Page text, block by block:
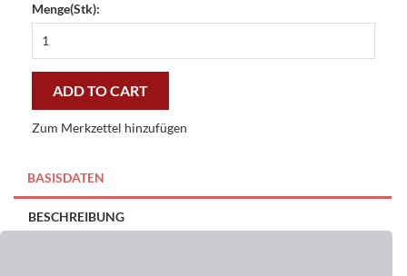
Menge(Stk):
Mexiko
Clean
günstig
quantity
ADD TO CART
Zum Merkzettel hinzufügen
BASISDATEN
BESCHREIBUNG